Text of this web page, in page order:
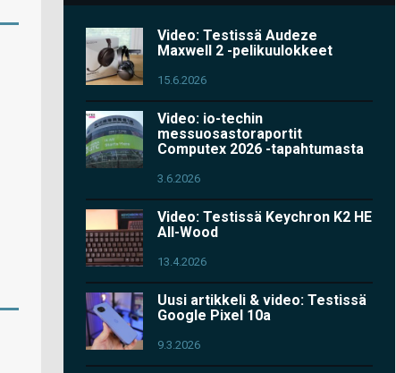
Video: Testissä Audeze
Maxwell 2 -pelikuulokkeet
15.6.2026
Video: io-techin
messuosastoraportit
Computex 2026 -tapahtumasta
3.6.2026
Video: Testissä Keychron K2 HE
All-Wood
13.4.2026
Uusi artikkeli & video: Testissä
Google Pixel 10a
9.3.2026